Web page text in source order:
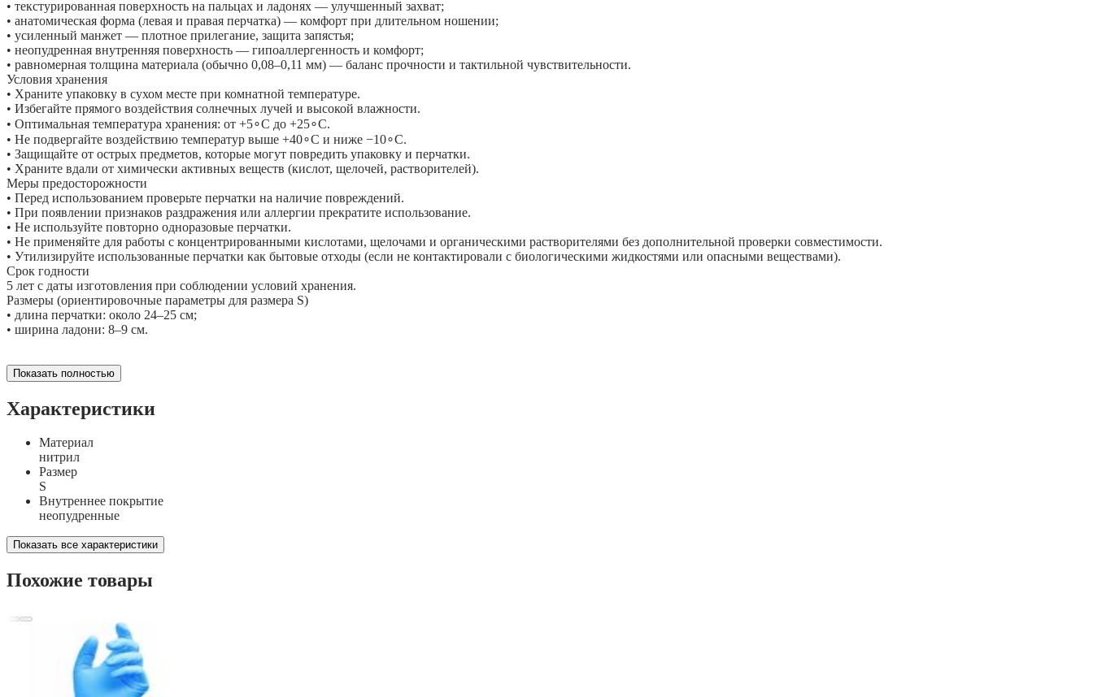
• текстурированная поверхность на пальцах и ладонях — улучшенный захват;
• анатомическая форма (левая и правая перчатка) — комфорт при длительном ношении;
• усиленный манжет — плотное прилегание, защита запястья;
• неопудренная внутренняя поверхность — гипоаллергенность и комфорт;
• равномерная толщина материала (обычно 0,08–0,11 мм) — баланс прочности и тактильной чувствительности.
Условия хранения
• Храните упаковку в сухом месте при комнатной температуре.
• Избегайте прямого воздействия солнечных лучей и высокой влажности.
• Оптимальная температура хранения: от +5∘C до +25∘C.
• Не подвергайте воздействию температур выше +40∘C и ниже −10∘C.
• Защищайте от острых предметов, которые могут повредить упаковку и перчатки.
• Храните вдали от химически активных веществ (кислот, щелочей, растворителей).
Меры предосторожности
• Перед использованием проверьте перчатки на наличие повреждений.
• При появлении признаков раздражения или аллергии прекратите использование.
• Не используйте повторно одноразовые перчатки.
• Не применяйте для работы с концентрированными кислотами, щелочами и органическими растворителями без дополнительной проверки совместимости.
• Утилизируйте использованные перчатки как бытовые отходы (если не контактировали с биологическими жидкостями или опасными веществами).
Срок годности
5 лет с даты изготовления при соблюдении условий хранения.
Размеры (ориентировочные параметры для размера S)
• длина перчатки: около 24–25 см;
• ширина ладони: 8–9 см.
Показать полностью
Характеристики
Материал
нитрил
Размер
S
Внутреннее покрытие
неопудренные
Показать все характеристики
Похожие товары